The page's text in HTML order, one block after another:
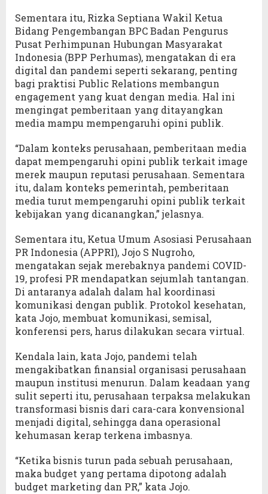
Sementara itu, Rizka Septiana Wakil Ketua
Bidang Pengembangan BPC Badan Pengurus
Pusat Perhimpunan Hubungan Masyarakat
Indonesia (BPP Perhumas), mengatakan di era
digital dan pandemi seperti sekarang, penting
bagi praktisi Public Relations membangun
engagement yang kuat dengan media. Hal ini
mengingat pemberitaan yang ditayangkan
media mampu mempengaruhi opini publik.
“Dalam konteks perusahaan, pemberitaan media
dapat mempengaruhi opini publik terkait image
merek maupun reputasi perusahaan. Sementara
itu, dalam konteks pemerintah, pemberitaan
media turut mempengaruhi opini publik terkait
kebijakan yang dicanangkan,” jelasnya.
Sementara itu, Ketua Umum Asosiasi Perusahaan
PR Indonesia (APPRI), Jojo S Nugroho,
mengatakan sejak merebaknya pandemi COVID-
19, profesi PR mendapatkan sejumlah tantangan.
Di antaranya adalah dalam hal koordinasi
komunikasi dengan publik. Protokol kesehatan,
kata Jojo, membuat komunikasi, semisal,
konferensi pers, harus dilakukan secara virtual.
Kendala lain, kata Jojo, pandemi telah
mengakibatkan finansial organisasi perusahaan
maupun institusi menurun. Dalam keadaan yang
sulit seperti itu, perusahaan terpaksa melakukan
transformasi bisnis dari cara-cara konvensional
menjadi digital, sehingga dana operasional
kehumasan kerap terkena imbasnya.
“Ketika bisnis turun pada sebuah perusahaan,
maka budget yang pertama dipotong adalah
budget marketing dan PR,” kata Jojo.